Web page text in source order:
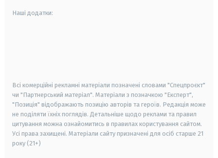
Наші додатки:
Всі комерційні рекламні матеріали позначені словами "Спецпроєкт"
чи "Партнерський матеріал". Матеріали з позначкою "Експерт",
"Позиція" відображають позицію авторів та героїв. Редакція може
не поділяти їхніх поглядів. Детальніше щодо реклами та правил
цитування можна ознайомитись в правилах користування сайтом.
Усі права захищені. Матеріали сайту призначені для осіб старше 21
року (21+)